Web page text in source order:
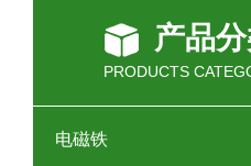
产品
PRODUCTS
电磁铁